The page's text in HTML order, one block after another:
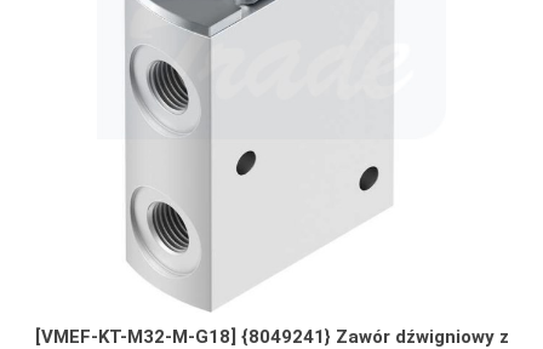
[VMEF-KT-M32-M-G18] {8049241} Zawór dźwigniowy z